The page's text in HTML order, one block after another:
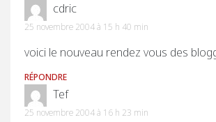
cdric
25 novembre 2004 à 15 h 40 min
voici le nouveau rendez vous des
RÉPONDRE
Tef
25 novembre 2004 à 16 h 23 min